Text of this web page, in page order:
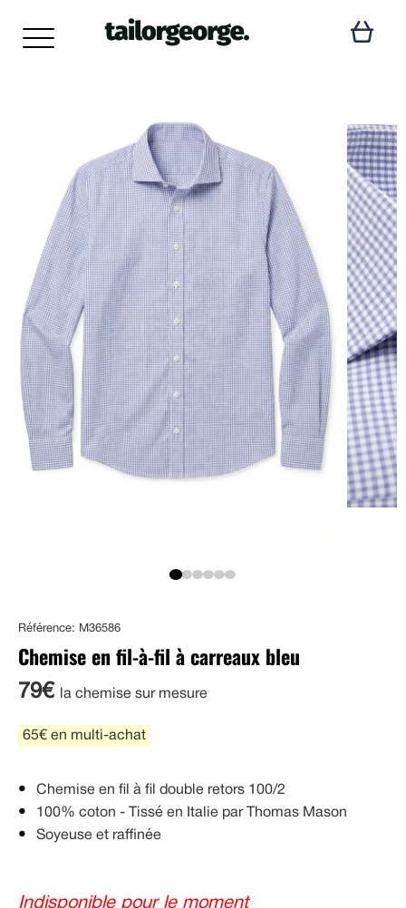
Référence: M36586
Chemise en fil-à-fil à carreaux bleu
79€ la chemise sur mesure
65€ en multi-achat
Chemise en fil à fil double retors 100/2
100% coton - Tissé en Italie par Thomas Mason
Soyeuse et raffinée
Indisponible pour le moment